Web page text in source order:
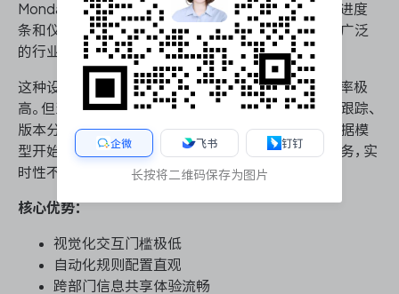
Monday.com 将可视化作为核心交互语言，以色块、进度
条和仪表板降低项目状态的理解成本。其模板库覆盖广泛
的行业场景，新用户可在数分钟内搭建首个工作板。
这种设计哲学使 Monday.com 在非技术团队中渗透率极
高。但当应用场景转向软件研发——尤其是涉及缺陷跟踪、
版本分支关联、自动化测试集成时——平台的基础数据模
型开始显露局限。其与开发工具的集成多依赖外部服务，实
时性不及原生深度整合方案。
核心优势：
视觉化交互门槛极低
自动化规则配置直观
跨部门信息共享体验流畅
企微 飞书 钉钉
长按将二维码保存为图片